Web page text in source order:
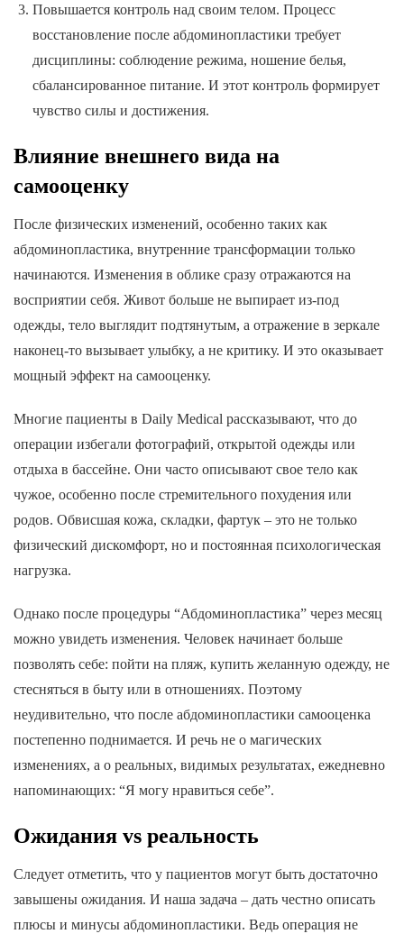
Повышается контроль над своим телом. Процесс
восстановление после абдоминопластики требует
дисциплины: соблюдение режима, ношение белья,
сбалансированное питание. И этот контроль формирует
чувство силы и достижения.
Влияние внешнего вида на
самооценку
После физических изменений, особенно таких как
абдоминопластика, внутренние трансформации только
начинаются. Изменения в облике сразу отражаются на
восприятии себя. Живот больше не выпирает из-под
одежды, тело выглядит подтянутым, а отражение в зеркале
наконец-то вызывает улыбку, а не критику. И это оказывает
мощный эффект на самооценку.
Многие пациенты в Daily Medical рассказывают, что до
операции избегали фотографий, открытой одежды или
отдыха в бассейне. Они часто описывают свое тело как
чужое, особенно после стремительного похудения или
родов. Обвисшая кожа, складки, фартук – это не только
физический дискомфорт, но и постоянная психологическая
нагрузка.
Однако после процедуры “Абдоминопластика” через месяц
можно увидеть изменения. Человек начинает больше
позволять себе: пойти на пляж, купить желанную одежду, не
стесняться в быту или в отношениях. Поэтому
неудивительно, что после абдоминопластики самооценка
постепенно поднимается. И речь не о магических
изменениях, а о реальных, видимых результатах, ежедневно
напоминающих: “Я могу нравиться себе”.
Ожидания vs реальность
Следует отметить, что у пациентов могут быть достаточно
завышены ожидания. И наша задача – дать честно описать
плюсы и минусы абдоминопластики. Ведь операция не